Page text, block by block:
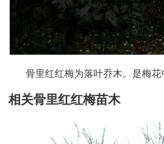
骨里红红梅为落叶乔木。是梅
相关骨里红红梅苗木